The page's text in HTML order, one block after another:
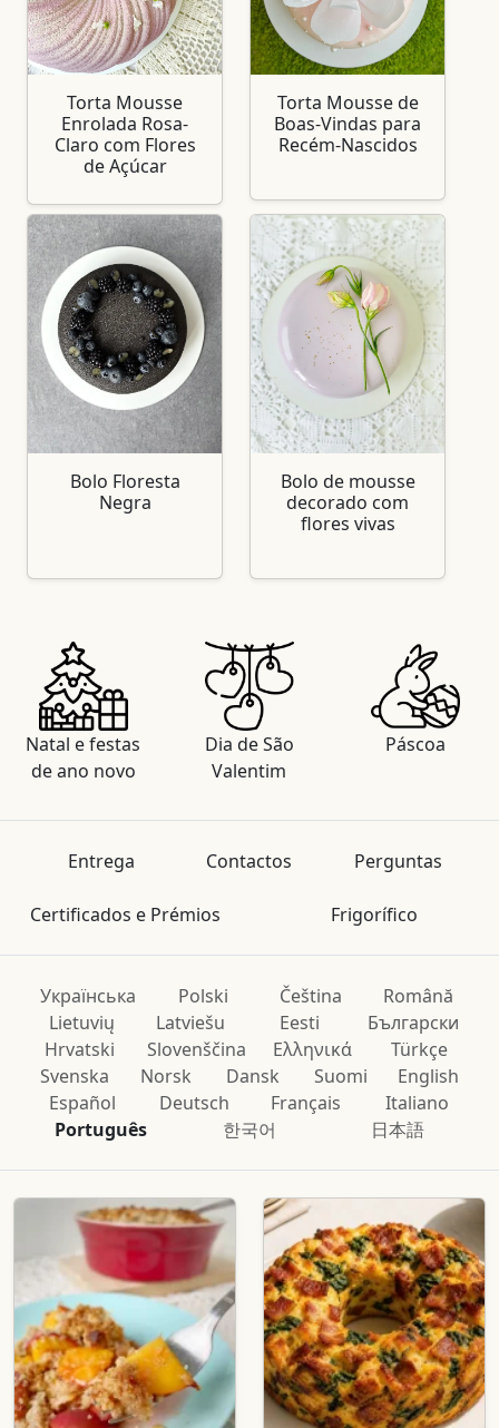
Torta Mousse
Enrolada Rosa-
Claro com Flores
de Açúcar
Torta Mousse de
Boas-Vindas para
Recém-Nascidos
Bolo Floresta
Negra
Bolo de mousse
decorado com
flores vivas
Natal e festas
de ano novo
Dia de São
Valentim
Páscoa
Entrega Contactos Perguntas
Certificados e Prémios Frigorífico
Українська Polski Čeština
Română
Lietuvių
Latviešu Eesti
Български
Hrvatski
Slovenščina Ελληνικά
Türkçe
Svenska
Norsk Dansk Suomi
English
Español
Deutsch Français
Italiano
Português
한국어 日本語